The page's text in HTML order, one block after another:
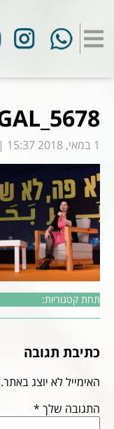
1 במאי, 2018 15:37 |
תחת קטגוריות:
כתיבת תגובה
האימייל לא יוצג באתר.
התגובה שלך *